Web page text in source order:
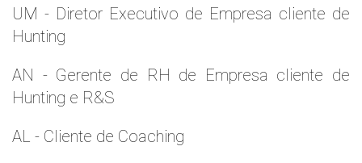
UM - Diretor Executivo de Empresa cliente de
Hunting
AN - Gerente de RH de Empresa cliente de
Hunting e R&S
AL - Cliente de Coaching